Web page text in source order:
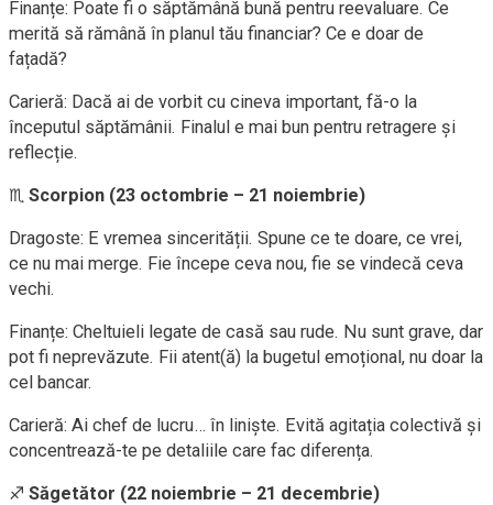
Finanțe: Poate fi o săptămână bună pentru reevaluare. Ce
merită să rămână în planul tău financiar? Ce e doar de
fațadă?
Carieră: Dacă ai de vorbit cu cineva important, fă-o la
începutul săptămânii. Finalul e mai bun pentru retragere și
reflecție.
♏ Scorpion (23 octombrie – 21 noiembrie)
Dragoste: E vremea sincerității. Spune ce te doare, ce vrei,
ce nu mai merge. Fie începe ceva nou, fie se vindecă ceva
vechi.
Finanțe: Cheltuieli legate de casă sau rude. Nu sunt grave, dar
pot fi neprevăzute. Fii atent(ă) la bugetul emoțional, nu doar la
cel bancar.
Carieră: Ai chef de lucru… în liniște. Evită agitația colectivă și
concentrează-te pe detaliile care fac diferența.
♐ Săgetător (22 noiembrie – 21 decembrie)